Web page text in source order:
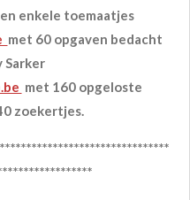
enkele toemaatjes
met 60 opgaven bedacht
Sarker
met 160 opgeloste
zoekertjes.